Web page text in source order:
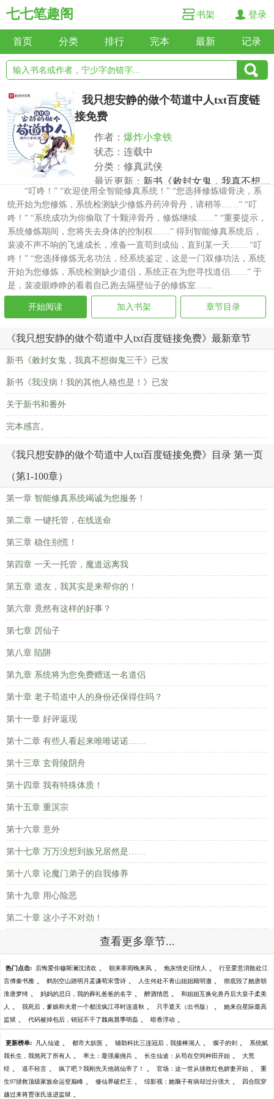
七七笔趣阁 书架 登录
首页 分类 排行 完本 最新 记录
我只想安静的做个苟道中人txt百度链
接免费
作者： 爆炸小拿铁
状态：连载中
分类：修真武侠
最近更新： 新书《敕封女鬼，我真不想御鬼三千》已发
更新时间：2025-02-25 07:27:02
“叮咚！” “欢迎使用全智能修真系统！” “您选择修炼锻骨决，系
统开始为您修炼，系统检测缺少修炼丹药淬骨丹，请稍等……” “叮
咚！” “系统成功为你偷取了十颗淬骨丹，修炼继续……” “重要提示，
系统修炼期间，您将失去身体的控制权……” 得到智能修真系统后，
裴凌不声不响的飞速成长，准备一直苟到成仙，直到某一天…… “叮
咚！” “您选择修炼无名功法，经系统鉴定，这是一门双修功法，系统
开始为您修炼，系统检测缺少道侣，系统正在为您寻找道侣……” 于
是，裴凌眼睁睁的看着自己跑去隔壁仙子的修炼室……
开始阅读 加入书架 章节目录
《我只想安静的做个苟道中人txt百度链接免费》最新章节
新书《敕封女鬼，我真不想御鬼三千》已发
新书《我没病！我的其他人格也是！》已发
关于新书和番外
完本感言。
《我只想安静的做个苟道中人txt百度链接免费》目录 第一页
（第1-100章）
第一章 智能修真系统竭诚为您服务！
第二章 一键托管，在线送命
第三章 稳住别慌！
第四章 一天一托管，魔道远离我
第五章 道友，我其实是来帮你的！
第六章 竟然有这样的好事？
第七章 厉仙子
第八章 陷阱
第九章 系统将为您免费赠送一名道侣
第十章 老子苟道中人的身份还保得住吗？
第十一章 好评返现
第十二章 有些人看起来唯唯诺诺……
第十三章 玄骨陵阴舟
第十四章 我有特殊体质！
第十五章 重溟宗
第十六章 意外
第十七章 万万没想到族兄居然是……
第十八章 论魔门弟子的自我修养
第十九章 用心险恶
第二十章 这小子不对劲！
查看更多章节...
热门点击: 后悔爱你穆斯澜沈清欢 、 朝来寒雨晚来风 、 炮灰情史旧情人 、 行至爱意消散处江
言傅秦书雅 、 鹤别空山踏明月孟谦荀宋雪诗 、 人生何处不青山姐姐顾明澈 、 彻底毁了她唐朝
淮唐梦绮 、 妈妈的忌日，我的葬礼爸爸的名字 、 醉酒情思 、 和姐姐互换化兽丹后大皇子柔美
人 、 我死后，爹娘和夫君一个都没疯江寻时连道秋 、 只手遮天（出书版） 、 她来自星际最高
监狱 、 代码被掉包后，销冠不干了魏南晨季明磊 、 暗香浮动 、
更新榜单: 凡人仙途 、 都市大妖医 、 辅助科比三连冠后，我接棒湖人 、 瘸子的剑 、 系统赋
我长生，我熬死了所有人 、 率土：最强雇佣兵 、 长生仙途：从苟在空间种田开始 、 大荒
经 、 道不轻言 、 疯了吧？我刚先天他就仙帝了！ 、 官场：这一世从拯救红色娇妻开始 、 重
生97拯救顶级家族命运登巅峰 、 修仙界破烂王 、 综影视：她脑子有病却过分强大 、 四合院穿
越过来将贾张氏送进监狱 、